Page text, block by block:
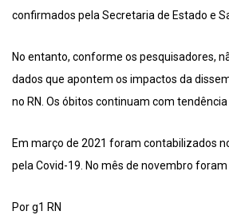
confirmados pela Secretaria de Estado e
No entanto, conforme os pesquisadores,
dados que apontem os impactos da
no RN. Os óbitos continuam com tendência
Em março de 2021 foram contabilizados
pela Covid-19. No mês de novembro foram
Por g1 RN